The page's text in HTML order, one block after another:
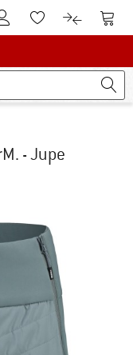
Vers le compte client
Vers la liste
Vers le
- Jupe